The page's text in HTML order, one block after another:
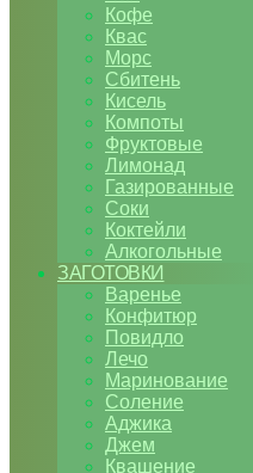
Кофе
Квас
Морс
Сбитень
Кисель
Компоты
Фруктовые
Лимонад
Газированные
Соки
Коктейли
Алкогольные
ЗАГОТОВКИ
Варенье
Конфитюр
Повидло
Лечо
Маринование
Соление
Аджика
Джем
Квашение